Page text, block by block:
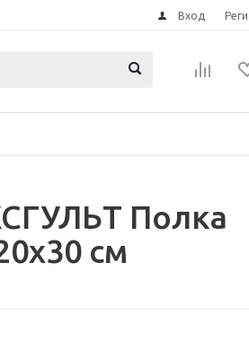
Вход
Полка
см